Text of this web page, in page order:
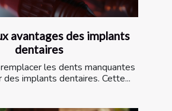
avantages des implants
dentaires
les dents manquantes
implants dentaires. Cette...